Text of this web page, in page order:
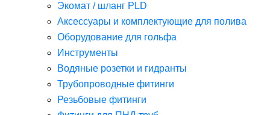
Экомат / шланг PLD
Аксессуары и комплектующие для полива
Оборудование для гольфа
Инструменты
Водяные розетки и гидранты
Трубопроводные фитинги
Резьбовые фитинги